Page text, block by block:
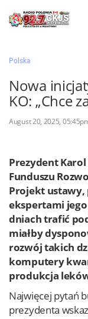
Ogłoś się
Działy
Zaloguj
Polska
Nowa
KO: „Chce
August 20, 2025,
Prezydent
Funduszu
Projekt ustawy,
ekspertami
dniach trafić
miałby
rozwój takich
komputery
produkcja
Najwięcej pytań
prezydenta